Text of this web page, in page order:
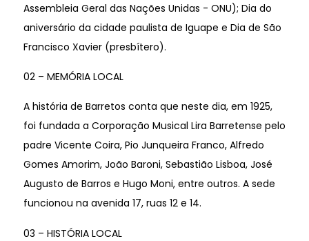
Assembleia Geral das Nações Unidas - ONU); Dia do
aniversário da cidade paulista de Iguape e Dia de São
Francisco Xavier (presbítero).
02 – MEMÓRIA LOCAL
A história de Barretos conta que neste dia, em 1925,
foi fundada a Corporação Musical Lira Barretense pelo
padre Vicente Coira, Pio Junqueira Franco, Alfredo
Gomes Amorim, João Baroni, Sebastião Lisboa, José
Augusto de Barros e Hugo Moni, entre outros. A sede
funcionou na avenida 17, ruas 12 e 14.
03 – HISTÓRIA LOCAL